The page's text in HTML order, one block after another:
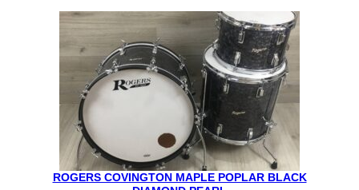
ROGERS COVINGTON MAPLE POPLAR BLACK